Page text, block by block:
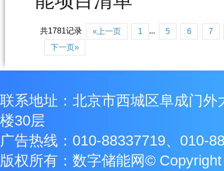
共1781记录 «上一页 1 ... 5 6
7
下一页»
联系地址：北京市西城区阜成门外
楼30层
广告热线：010-88337719、010-
版权所有：数字储能网©